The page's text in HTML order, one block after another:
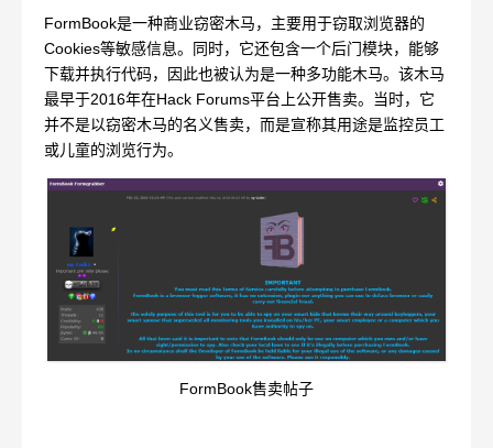
FormBook是一种商业窃密木马，主要用于窃取浏览器的
Cookies等敏感信息。同时，它还包含一个后门模块，能够
下载并执行代码，因此也被认为是一种多功能木马。该木马
最早于2016年在Hack Forums平台上公开售卖。当时，它
并不是以窃密木马的名义售卖，而是宣称其用途是监控员工
或儿童的浏览行为。
FormBook售卖帖子